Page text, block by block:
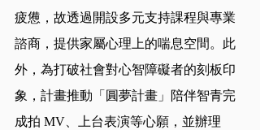
疲憊，故透過開設多元支持課程與專業
諮商，提供家屬心理上的喘息空間。此
外，為打破社會對心智障礙者的刻板印
象，計畫推動「圓夢計畫」陪伴智青完
成拍 MV、上台表演等心願，並辦理